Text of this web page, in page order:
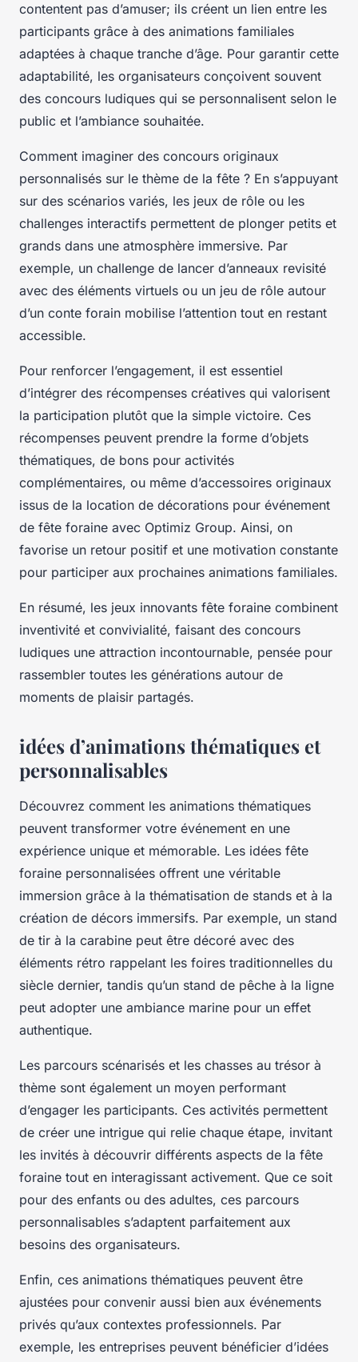
contentent pas d’amuser; ils créent un lien entre les
participants grâce à des animations familiales
adaptées à chaque tranche d’âge. Pour garantir cette
adaptabilité, les organisateurs conçoivent souvent
des concours ludiques qui se personnalisent selon le
public et l’ambiance souhaitée.
Comment imaginer des concours originaux
personnalisés sur le thème de la fête ? En s’appuyant
sur des scénarios variés, les jeux de rôle ou les
challenges interactifs permettent de plonger petits et
grands dans une atmosphère immersive. Par
exemple, un challenge de lancer d’anneaux revisité
avec des éléments virtuels ou un jeu de rôle autour
d’un conte forain mobilise l’attention tout en restant
accessible.
Pour renforcer l’engagement, il est essentiel
d’intégrer des récompenses créatives qui valorisent
la participation plutôt que la simple victoire. Ces
récompenses peuvent prendre la forme d’objets
thématiques, de bons pour activités
complémentaires, ou même d’accessoires originaux
issus de la location de décorations pour événement
de fête foraine avec Optimiz Group. Ainsi, on
favorise un retour positif et une motivation constante
pour participer aux prochaines animations familiales.
En résumé, les jeux innovants fête foraine combinent
inventivité et convivialité, faisant des concours
ludiques une attraction incontournable, pensée pour
rassembler toutes les générations autour de
moments de plaisir partagés.
idées d’animations thématiques et
personnalisables
Découvrez comment les animations thématiques
peuvent transformer votre événement en une
expérience unique et mémorable. Les idées fête
foraine personnalisées offrent une véritable
immersion grâce à la thématisation de stands et à la
création de décors immersifs. Par exemple, un stand
de tir à la carabine peut être décoré avec des
éléments rétro rappelant les foires traditionnelles du
siècle dernier, tandis qu’un stand de pêche à la ligne
peut adopter une ambiance marine pour un effet
authentique.
Les parcours scénarisés et les chasses au trésor à
thème sont également un moyen performant
d’engager les participants. Ces activités permettent
de créer une intrigue qui relie chaque étape, invitant
les invités à découvrir différents aspects de la fête
foraine tout en interagissant activement. Que ce soit
pour des enfants ou des adultes, ces parcours
personnalisables s’adaptent parfaitement aux
besoins des organisateurs.
Enfin, ces animations thématiques peuvent être
ajustées pour convenir aussi bien aux événements
privés qu’aux contextes professionnels. Par
exemple, les entreprises peuvent bénéficier d’idées